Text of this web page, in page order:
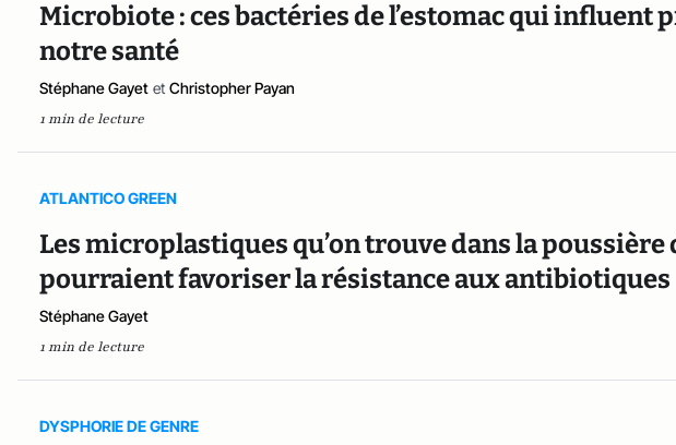
Microbiote : ces bactéries de l’estomac qui influent
notre santé
Stéphane Gayet et Christopher Payan
1 min de lecture
ATLANTICO GREEN
Les microplastiques qu’on trouve dans la poussière
pourraient favoriser la résistance aux antibiotiques
Stéphane Gayet
1 min de lecture
DYSPHORIE DE GENRE